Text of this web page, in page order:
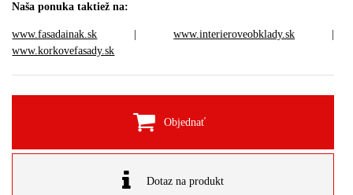
Naša ponuka taktiež na:
www.fasadainak.sk |www.interieroveobklady.sk
www.korkovefasady.sk
Objednať
Dotaz na produkt